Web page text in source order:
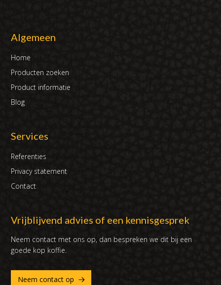
Algemeen
Home
Producten zoeken
Product informatie
Blog
Services
Referenties
Privacy statement
Contact
Vrijblijvend advies of een kennisgesprek
Neem contact met ons op, dan bespreken we dit bij een
goede kop koffie.
Neem contact op